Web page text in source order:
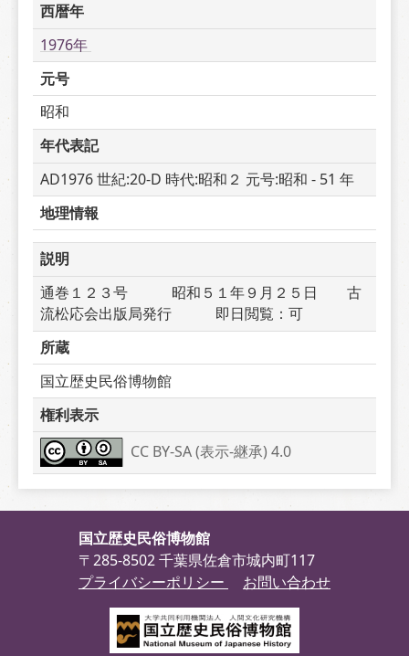
西暦年
1976年
元号
昭和
年代表記
AD1976 世紀:20-D 時代:昭和２ 元号:昭和 - 51 年
地理情報
説明
通巻１２３号　　　昭和５１年９月２５日　　古
流松応会出版局発行　　　即日閲覧：可
所蔵
国立歴史民俗博物館
権利表示
CC BY-SA (表示-継承) 4.0
国立歴史民俗博物館
〒285-8502 千葉県佐倉市城内町117
プライバシーポリシー
お問い合わせ